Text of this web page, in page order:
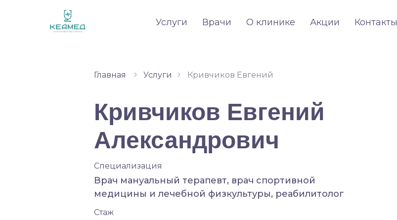
Услуги Врачи О клинике Акции Контакты
Главная Услуги
Кривчиков Евгений
Кривчиков Евгений
Александрович
Специализация
Врач мануальный терапевт, врач спортивной
медицины и лечебной физкультуры, реабилитолог
Стаж